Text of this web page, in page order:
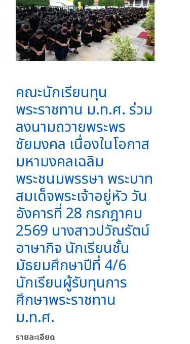
คณะนักเรียนทุน
พระราชทาน ม.ท.ศ. ร่วม
ลงนามถวายพระพร
ชัยมงคล เนื่องในโอกาส
มหามงคลเฉลิม
พระชนมพรรษา พระบาท
สมเด็จพระเจ้าอยู่หัว วัน
อังคารที่ 28 กรกฎาคม
2569 นางสาวปวัณรัตน์
อาษากิจ นักเรียนชั้น
มัธยมศึกษาปีที่ 4/6
นักเรียนผู้รับทุนการ
ศึกษาพระราชทาน
ม.ท.ศ.
รายละเอียด